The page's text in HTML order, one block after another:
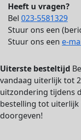
Heeft u vragen?
Bel 023-5581329
Stuur ons een
Stuur ons een e-
Uiterste besteltijd
vandaag uiterlijk tot
uitzondering tijdens
bestelling tot uiterlijk
doorgeven!